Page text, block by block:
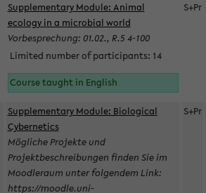
Supplementary Module: Animal
ecology in a microbial world
Vorbesprechung: 01.02., R.5 4-100
Limited number of participants: 14
Course taught in English
S+Pr
Supplementary Module: Biological
Cybernetics
Mögliche Projekte und
Projektbeschreibungen finden Sie im
Moodleraum unter folgendem Link:
https://moodle.uni-
S+Pr